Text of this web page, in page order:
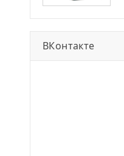
ВКонтакте